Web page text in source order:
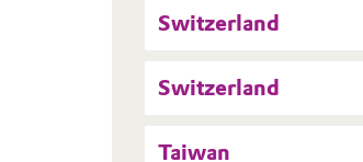
Switzerland
Switzerland
Taiwan